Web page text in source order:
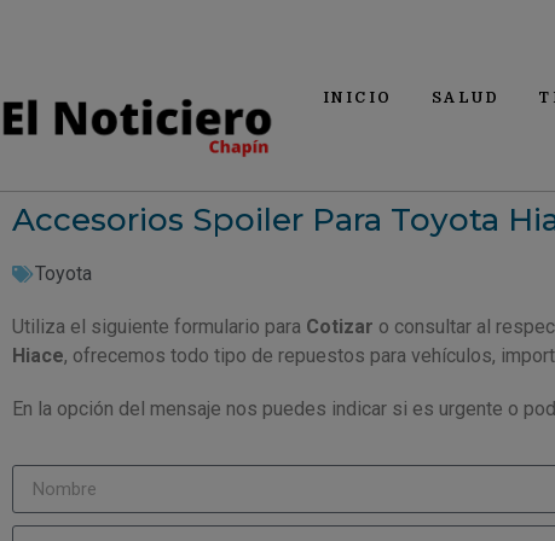
INICIO SALUD
Accesorios Spoiler Para Toyota
Toyota
Utiliza el siguiente formulario para Cotizar o consultar al
Hiace, ofrecemos todo tipo de repuestos para vehículos,
En la opción del mensaje nos puedes indicar si es urgente o